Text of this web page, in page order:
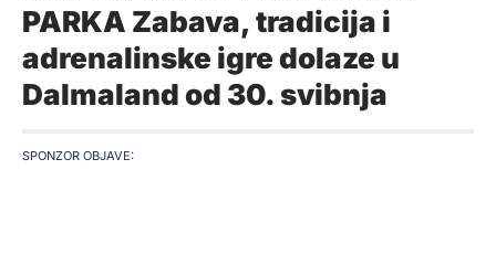
PARKA Zabava, tradicija i
adrenalinske igre dolaze u
Dalmaland od 30. svibnja
SPONZOR OBJAVE: